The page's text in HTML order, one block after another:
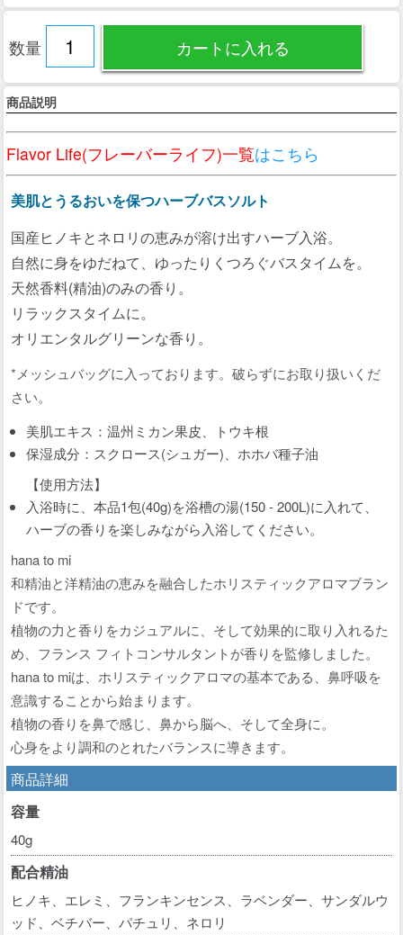
数量
商品説明
Flavor Life(フレーバーライフ)一覧はこちら
美肌とうるおいを保つハーブバスソルト
国産ヒノキとネロリの恵みが溶け出すハーブ入浴。
自然に身をゆだねて、ゆったりくつろぐバスタイムを。
天然香料(精油)のみの香り。
リラックスタイムに。
オリエンタルグリーンな香り。
*メッシュバッグに入っております。破らずにお取り扱いくだ
さい。
美肌エキス：温州ミカン果皮、トウキ根
保湿成分：スクロース(シュガー)、ホホバ種子油
【使用方法】
入浴時に、本品1包(40g)を浴槽の湯(150 - 200L)に入れて、
ハーブの香りを楽しみながら入浴してください。
hana to mi
和精油と洋精油の恵みを融合したホリスティックアロマブラン
ドです。
植物の力と香りをカジュアルに、そして効果的に取り入れるた
め、フランス フィトコンサルタントが香りを監修しました。
hana to miは、ホリスティックアロマの基本である、鼻呼吸を
意識することから始まります。
植物の香りを鼻で感じ、鼻から脳へ、そして全身に。
心身をより調和のとれたバランスに導きます。
商品詳細
容量
40g
配合精油
ヒノキ、エレミ、フランキンセンス、ラベンダー、サンダルウ
ッド、ベチバー、パチュリ、ネロリ